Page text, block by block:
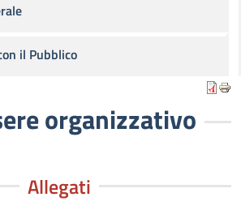
organizzativo
Allegati
il Pubblico